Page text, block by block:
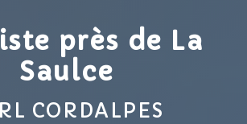
près de La
Saulce
CORDALPES